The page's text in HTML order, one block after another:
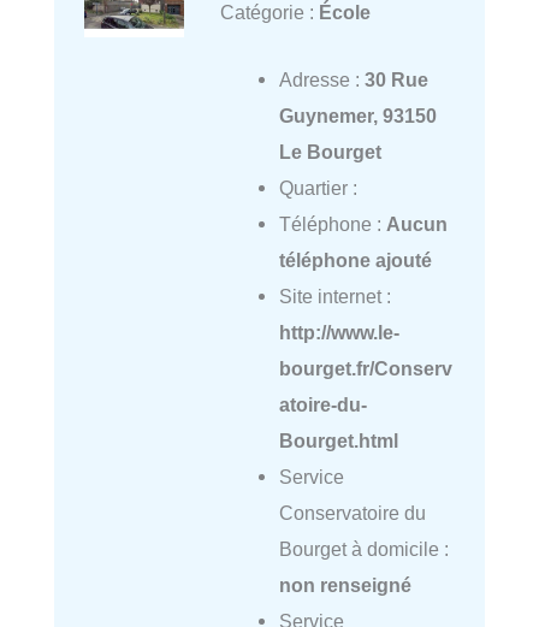
Catégorie : École
Adresse : 30 Rue
Guynemer, 93150
Le Bourget
Quartier :
Téléphone : Aucun
téléphone ajouté
Site internet :
http://www.le-
bourget.fr/Conserv
atoire-du-
Bourget.html
Service
Conservatoire du
Bourget à domicile :
non renseigné
Service